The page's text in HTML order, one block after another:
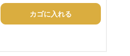
カゴに入れる